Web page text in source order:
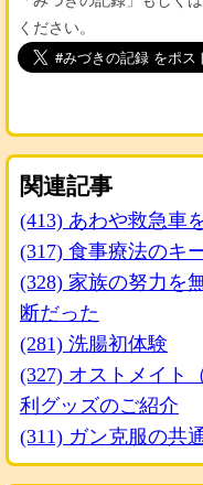
ください。
関連記事
(413) あわや救急車
(317) 食事療法のキ
(328) 家族の努力を
断だった
(281) 洗腸初体験
(327) オストメイト
利グッズのご紹介
(311) ガン克服の共